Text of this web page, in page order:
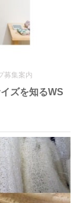
募集案内
ズを知るWS